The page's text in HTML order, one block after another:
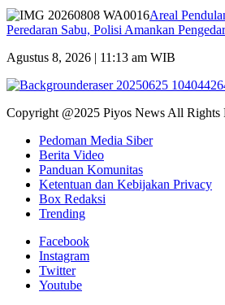
Areal
Peredaran Sabu, Polisi Amankan
Agustus 8, 2026 | 11:13 am WIB
Copyright @2025 Piyos News All Rights
Pedoman Media Siber
Berita Video
Panduan Komunitas
Ketentuan dan Kebijakan Privacy
Box Redaksi
Trending
Facebook
Instagram
Twitter
Youtube